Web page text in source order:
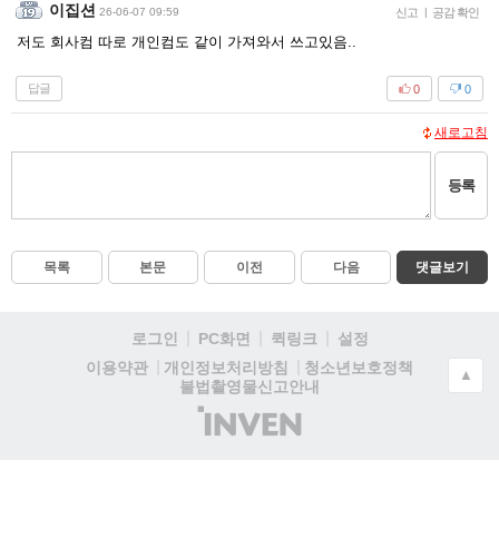
이집션 26-06-07 09:59 신고 | 공감 확인
저도 회사컴 따로 개인컴도 같이 가져와서 쓰고있음..
답글 0
0
새로고침
등록
목록 본문 이전 다음 댓글보기
로그인 PC화면 퀵링크
설정
이용약관
개인정보처리방침
청소년보호정책
불법촬영물신고안내
(주)
인
▲